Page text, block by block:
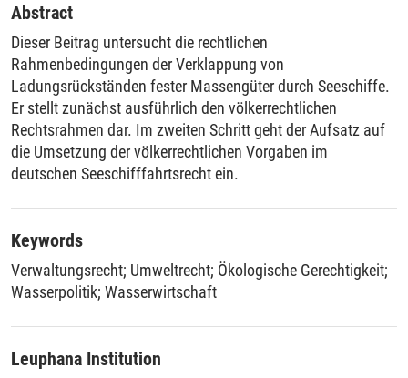
Abstract
Dieser Beitrag untersucht die rechtlichen
Rahmenbedingungen der Verklappung von
Ladungsrückständen fester Massengüter durch Seeschiffe.
Er stellt zunächst ausführlich den völkerrechtlichen
Rechtsrahmen dar. Im zweiten Schritt geht der Aufsatz auf
die Umsetzung der völkerrechtlichen Vorgaben im
deutschen Seeschifffahrtsrecht ein.
Keywords
Verwaltungsrecht; Umweltrecht; Ökologische Gerechtigkeit;
Wasserpolitik; Wasserwirtschaft
Leuphana Institution